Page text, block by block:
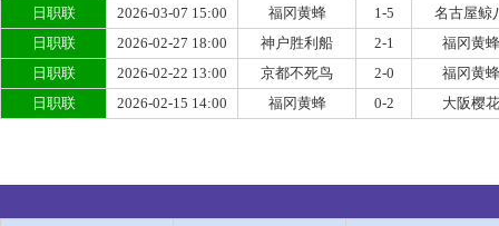
日职联
2026-03-07 15:00 福冈黄蜂 1-5
名古屋鲸
日职联
2026-02-27 18:00 神户胜利船 2-1
福冈黄蜂
日职联
2026-02-22 13:00 京都不死鸟 2-0
福冈黄蜂
日职联
2026-02-15 14:00 福冈黄蜂 0-2 大阪樱花